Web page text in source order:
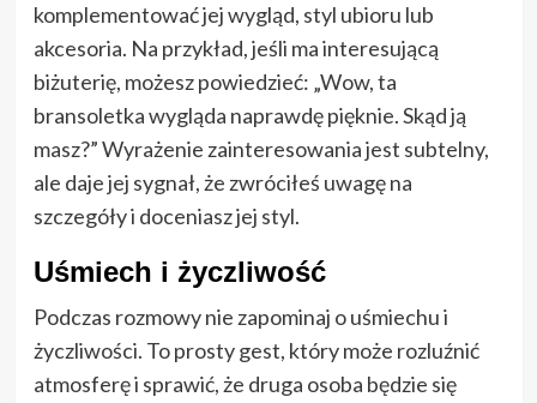
komplementować jej wygląd, styl ubioru lub
akcesoria. Na przykład, jeśli ma interesującą
biżuterię, możesz powiedzieć: „Wow, ta
bransoletka wygląda naprawdę pięknie. Skąd ją
masz?” Wyrażenie zainteresowania jest subtelny,
ale daje jej sygnał, że zwróciłeś uwagę na
szczegóły i doceniasz jej styl.
Uśmiech i życzliwość
Podczas rozmowy nie zapominaj o uśmiechu i
życzliwości. To prosty gest, który może rozluźnić
atmosferę i sprawić, że druga osoba będzie się